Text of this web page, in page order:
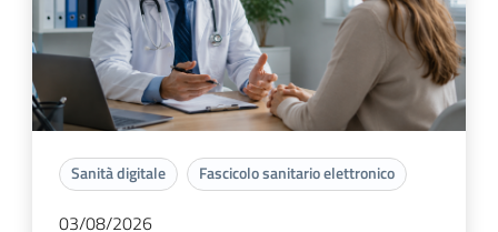
Sanità digitale Fascicolo sanitario elettronico
03/08/2026